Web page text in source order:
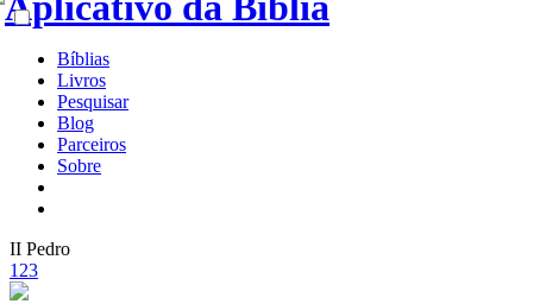
Bíblias
Livros
Pesquisar
Blog
Parceiros
Sobre
II Pedro
1 23